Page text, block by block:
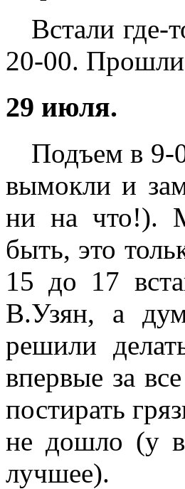
Встали
20-00.
29 июля.
Подъем в 9-
вымокли и
ни на что!).
быть, это
15 до 17
В.Узян, а
решили
впервые за
постирать
не дошло (у
лучшее).